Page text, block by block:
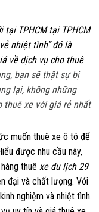
tại TPHCM tại TPHCM
nhiệt tình” đó là
về dịch vụ cho thuê
bạn sẽ thật sự bị
lại, không những
thuê xe với giá rẻ nhất
muốn thuê xe ô tô để
được nhu cầu này,
thuê xe du lịch 29
đại và chất lượng. Với
nghiệm và nhiệt tình.